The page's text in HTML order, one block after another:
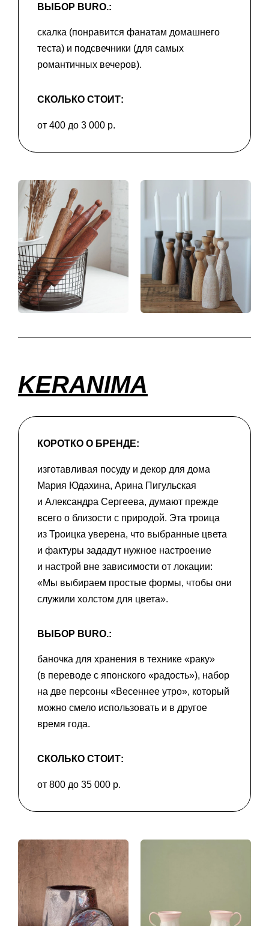
ВЫБОР BURO.:
скалка (понравится фанатам домашнего
теста) и подсвечники (для самых
романтичных вечеров).
СКОЛЬКО СТОИТ:
от 400 до 3 000 р.
KERANIMA
КОРОТКО О БРЕНДЕ:
изготавливая посуду и декор для дома
Мария Юдахина, Арина Пигульская
и Александра Сергеева, думают прежде
всего о близости с природой. Эта троица
из Троицка уверена, что выбранные цвета
и фактуры зададут нужное настроение
и настрой вне зависимости от локации:
«Мы выбираем простые формы, чтобы они
служили холстом для цвета».
ВЫБОР BURO.:
баночка для хранения в технике «раку»
(в переводе с японского «радость»), набор
на две персоны «Весеннее утро», который
можно смело использовать и в другое
время года.
СКОЛЬКО СТОИТ:
от 800 до 35 000 р.